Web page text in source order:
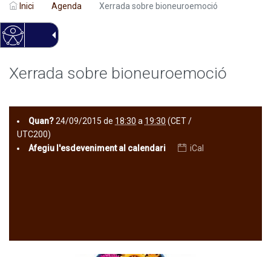
Inici Agenda Xerrada sobre bioneuroemoció
Xerrada sobre bioneuroemoció
Quan?24/09/2015 de 18:30 a 19:30 (CET /
UTC200)
Afegiu l'esdeveniment al calendari
iCal